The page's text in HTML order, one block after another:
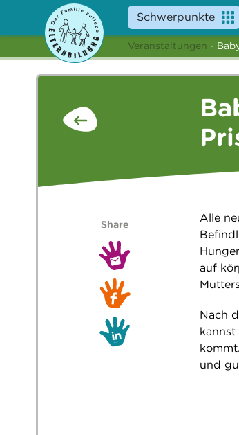
Schwerpunkte
Veranstaltungen -
Alle
auf
Nach
kannst
und
Share